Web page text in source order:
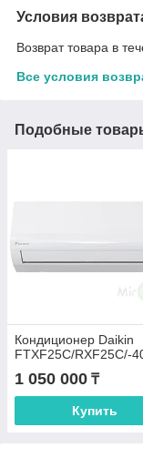
Условия
Возврат товара в
Все условия
Подобные
Кондиционер Daikin
FTXF25C/RXF25C/-
1 050 000 ₸
Купить